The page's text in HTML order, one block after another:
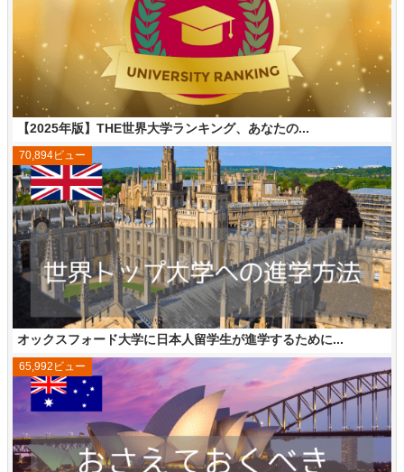
【2025年版】THE世界大学ランキング、あなたの...
オックスフォード大学に日本人留学生が進学するために...
70,894ビュー
65,992ビュー